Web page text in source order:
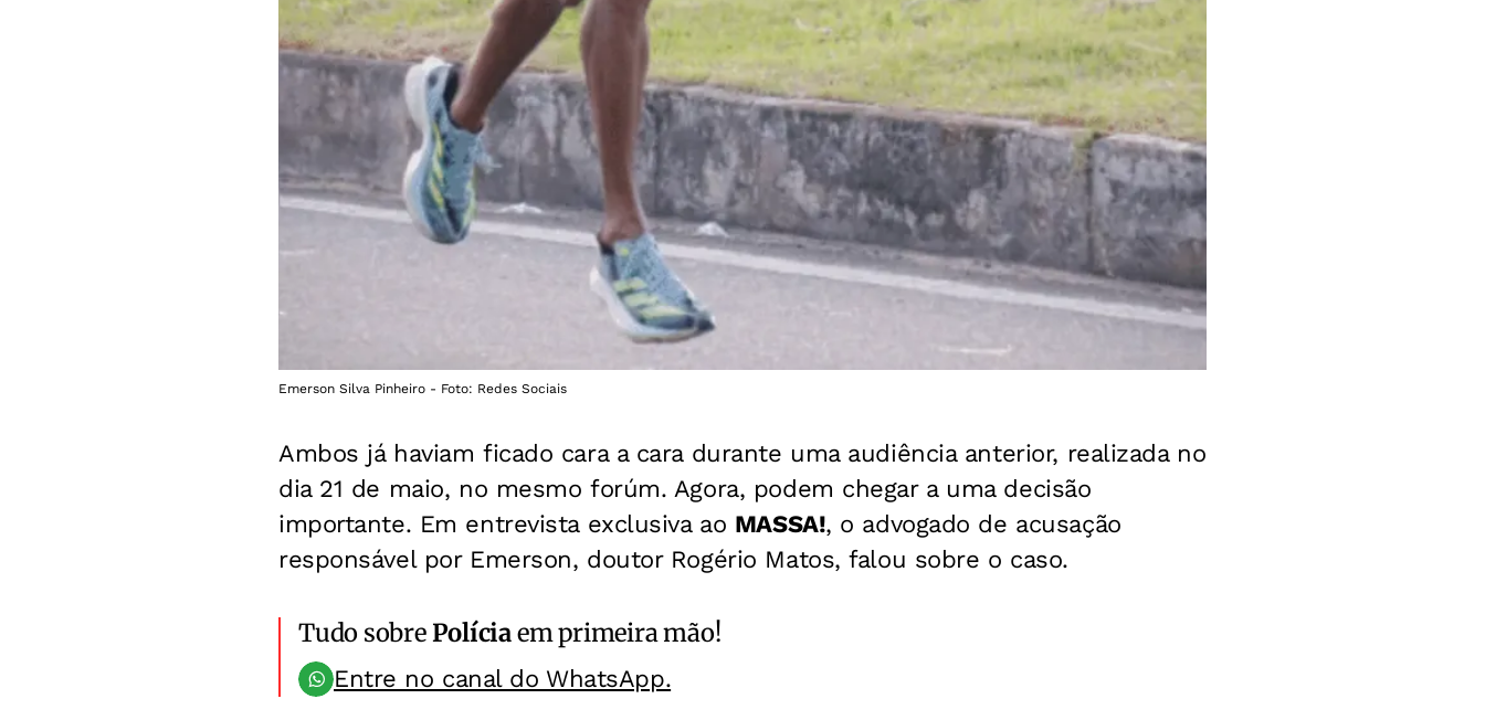
Emerson Silva Pinheiro - Foto: Redes Sociais
Ambos já haviam ficado cara a cara durante uma audiência anterior, realizada no
dia 21 de maio, no mesmo forúm. Agora, podem chegar a uma decisão
importante. Em entrevista exclusiva ao MASSA!, o advogado de acusação
responsável por Emerson, doutor Rogério Matos, falou sobre o caso.
Tudo sobrePolíciaem primeira mão!
Entre no canal do WhatsApp.